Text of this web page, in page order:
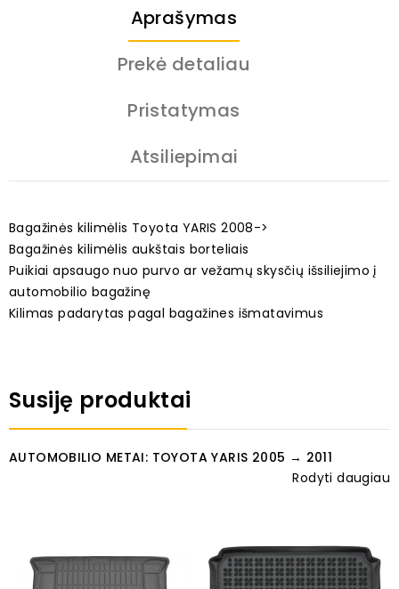
Aprašymas
Prekė detaliau
Pristatymas
Atsiliepimai
Bagažinės kilimėlis Toyota YARIS 2008->
Bagažinės kilimėlis aukštais borteliais
Puikiai apsaugo nuo purvo ar vežamų skysčių išsiliejimo į
automobilio bagažinę
Kilimas padarytas pagal bagažines išmatavimus
Susiję produktai
AUTOMOBILIO METAI: TOYOTA YARIS 2005 → 2011
Rodyti daugiau